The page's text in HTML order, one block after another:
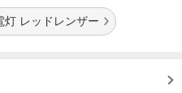
灯 レッドレンザー